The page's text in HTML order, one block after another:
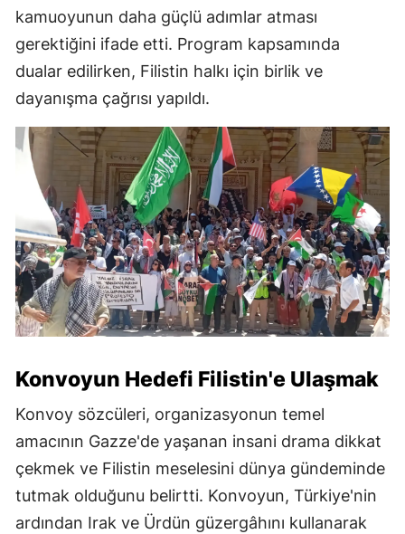
kamuoyunun daha güçlü adımlar atması
gerektiğini ifade etti. Program kapsamında
dualar edilirken, Filistin halkı için birlik ve
dayanışma çağrısı yapıldı.
Konvoyun Hedefi Filistin'e Ulaşmak
Konvoy sözcüleri, organizasyonun temel
amacının Gazze'de yaşanan insani drama dikkat
çekmek ve Filistin meselesini dünya gündeminde
tutmak olduğunu belirtti. Konvoyun, Türkiye'nin
ardından Irak ve Ürdün güzergâhını kullanarak